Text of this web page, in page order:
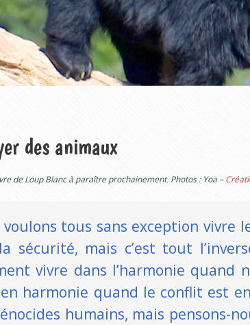
des animaux
de Loup Blanc à paraître prochainement. Photos : Yoa –
voulons tous sans exception vivre
sécurité, mais c’est tout
vivre dans l’harmonie quand
harmonie quand le conflit est
humains, mais pensons-